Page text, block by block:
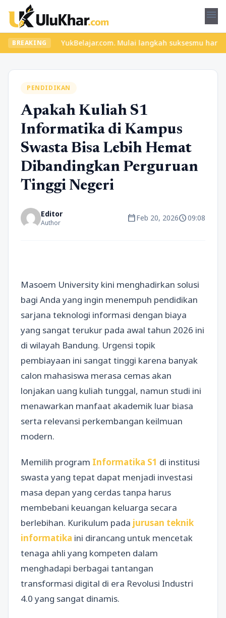
menu
BREAKING
di YukBelajar.com. Mulai langkah suksesmu hari ini! •
PENDIDIKAN
Apakah Kuliah S1
Informatika di Kampus
Swasta Bisa Lebih Hemat
Dibandingkan Perguruan
Tinggi Negeri
Editor
Author calendar_todayFeb 20, 2026schedule09:08
Masoem University kini menghadirkan solusi
bagi Anda yang ingin menempuh pendidikan
sarjana teknologi informasi dengan biaya
yang sangat terukur pada awal tahun 2026 ini
di wilayah Bandung. Urgensi topik
pembiayaan ini sangat tinggi karena banyak
calon mahasiswa merasa cemas akan
lonjakan uang kuliah tunggal, namun studi ini
menawarkan manfaat akademik luar biasa
serta relevansi perkembangan keilmuan
modern.
Memilih program Informatika S1 di institusi
swasta yang tepat dapat menjadi investasi
masa depan yang cerdas tanpa harus
membebani keuangan keluarga secara
berlebihan. Kurikulum pada jurusan teknik
informatika ini dirancang untuk mencetak
tenaga ahli yang kompeten dalam
menghadapi berbagai tantangan
transformasi digital di era Revolusi Industri
4.0 yang sangat dinamis.